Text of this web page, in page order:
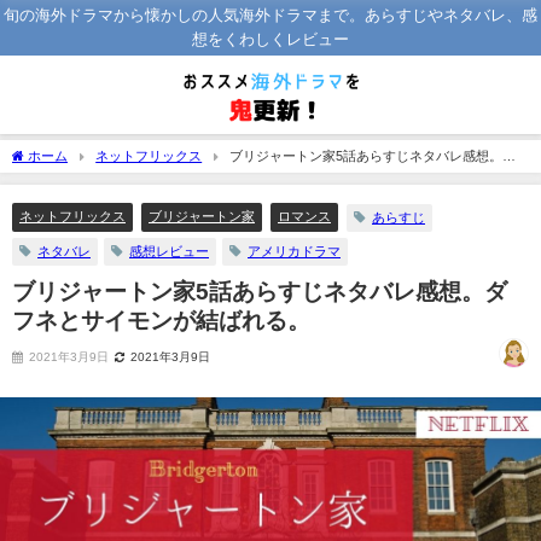
旬の海外ドラマから懐かしの人気海外ドラマまで。あらすじやネタバレ、感
想をくわしくレビュー
ホーム ネットフリックス
ブリジャートン家5話あらすじネタバレ感想。ダ
フネとサイモンが結ばれる。
ネットフリックス ブリジャートン家 ロマンス あらすじ
ネタバレ 感想レビュー アメリカドラマ
ブリジャートン家5話あらすじネタバレ感想。ダ
フネとサイモンが結ばれる。
2021年3月9日 2021年3月9日